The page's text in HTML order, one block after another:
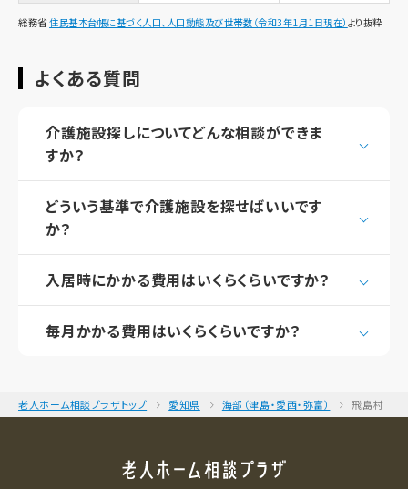
総務省住民基本台帳に基づく人口、人口動態及び世帯数（令和3年1月1日現在） より抜粋
よくある質問
介護施設探しについてどんな相談ができま
すか？
どういう基準で介護施設を探せばいいです
か？
入居時にかかる費用はいくらくらいですか？
毎月かかる費用はいくらくらいですか？
老人ホーム相談プラザトップ 愛知県 海部（津島・愛西・弥富） 飛島村